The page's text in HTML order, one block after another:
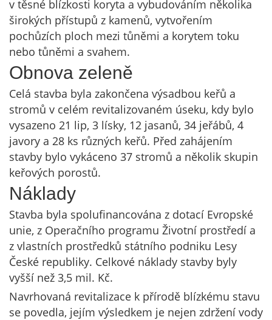
v těsné blízkosti koryta a vybudováním několika
širokých přístupů z kamenů, vytvořením
pochůzích ploch mezi tůněmi a korytem toku
nebo tůněmi a svahem.
Obnova zeleně
Celá stavba byla zakončena výsadbou keřů a
stromů v celém revitalizovaném úseku, kdy bylo
vysazeno 21 lip, 3 lísky, 12 jasanů, 34 jeřábů, 4
javory a 28 ks různých keřů. Před zahájením
stavby bylo vykáceno 37 stromů a několik skupin
keřových porostů.
Náklady
Stavba byla spolufinancována z dotací Evropské
unie, z Operačního programu Životní prostředí a
z vlastních prostředků státního podniku Lesy
České republiky. Celkové náklady stavby byly
vyšší než 3,5 mil. Kč.
Navrhovaná revitalizace k přírodě blízkému stavu
se povedla, jejím výsledkem je nejen zdržení vody